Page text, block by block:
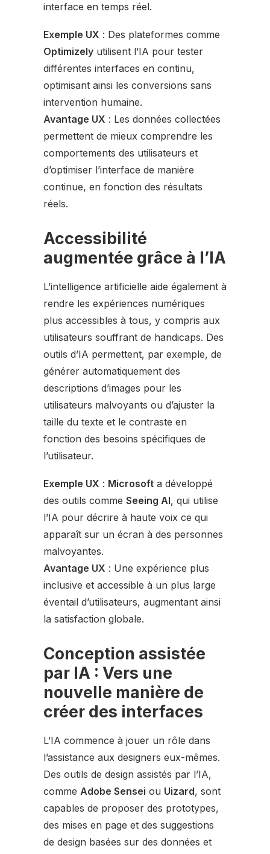
interface en temps réel.
Exemple UX : Des plateformes comme
Optimizely utilisent l’IA pour tester
différentes interfaces en continu,
optimisant ainsi les conversions sans
intervention humaine.
Avantage UX : Les données collectées
permettent de mieux comprendre les
comportements des utilisateurs et
d’optimiser l’interface de manière
continue, en fonction des résultats
réels.
Accessibilité
augmentée grâce à l’IA
L’intelligence artificielle aide également à
rendre les expériences numériques
plus accessibles à tous, y compris aux
utilisateurs souffrant de handicaps. Des
outils d’IA permettent, par exemple, de
générer automatiquement des
descriptions d’images pour les
utilisateurs malvoyants ou d’ajuster la
taille du texte et le contraste en
fonction des besoins spécifiques de
l’utilisateur.
Exemple UX : Microsoft a développé
des outils comme Seeing AI, qui utilise
l’IA pour décrire à haute voix ce qui
apparaît sur un écran à des personnes
malvoyantes.
Avantage UX : Une expérience plus
inclusive et accessible à un plus large
éventail d’utilisateurs, augmentant ainsi
la satisfaction globale.
Conception assistée
par IA : Vers une
nouvelle manière de
créer des interfaces
L’IA commence à jouer un rôle dans
l’assistance aux designers eux-mêmes.
Des outils de design assistés par l’IA,
comme Adobe Sensei ou Uizard, sont
capables de proposer des prototypes,
des mises en page et des suggestions
de design basées sur des données et